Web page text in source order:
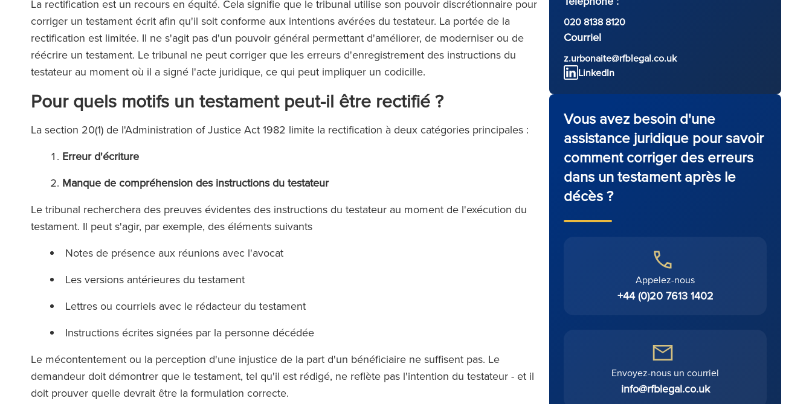
La rectification est un recours en équité. Cela signifie que le tribunal utilise son pouvoir discrétionnaire pour
corriger un testament écrit afin qu'il soit conforme aux intentions avérées du testateur. La portée de la
rectification est limitée. Il ne s'agit pas d'un pouvoir général permettant d'améliorer, de moderniser ou de
réécrire un testament. Le tribunal ne peut corriger que les erreurs d'enregistrement des instructions du
testateur au moment où il a signé l'acte juridique, ce qui peut impliquer un codicille.
Pour quels motifs un testament peut-il être rectifié ?
La section 20(1) de l'Administration of Justice Act 1982 limite la rectification à deux catégories principales :
Erreur d'écriture
Manque de compréhension des instructions du testateur
Le tribunal recherchera des preuves évidentes des instructions du testateur au moment de l'exécution du
testament. Il peut s'agir, par exemple, des éléments suivants
Notes de présence aux réunions avec l'avocat
Les versions antérieures du testament
Lettres ou courriels avec le rédacteur du testament
Instructions écrites signées par la personne décédée
Le mécontentement ou la perception d'une injustice de la part d'un bénéficiaire ne suffisent pas. Le
demandeur doit démontrer que le testament, tel qu'il est rédigé, ne reflète pas l'intention du testateur - et il
doit prouver quelle devrait être la formulation correcte.
020 8138 8120
Courriel
z.urbonaite@rfblegal.co.uk
LinkedIn
Vous avez besoin d'une
assistance juridique pour savoir
comment corriger des erreurs
dans un testament après le
décès ?
Appelez-nous
+44 (0)20 7613 1402
Envoyez-nous un courriel
info@rfblegal.co.uk